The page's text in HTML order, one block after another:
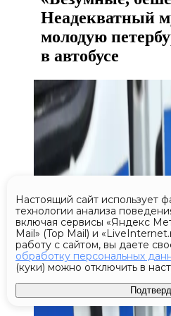
Неадекватный
молодую
в автобусе
Настоящий сайт использует
технологии анализа
включая сервисы «Яндекс
Mail» (Top Mail) и
работу с сайтом, вы даете
обработку персональных
(куки) можно отключить в